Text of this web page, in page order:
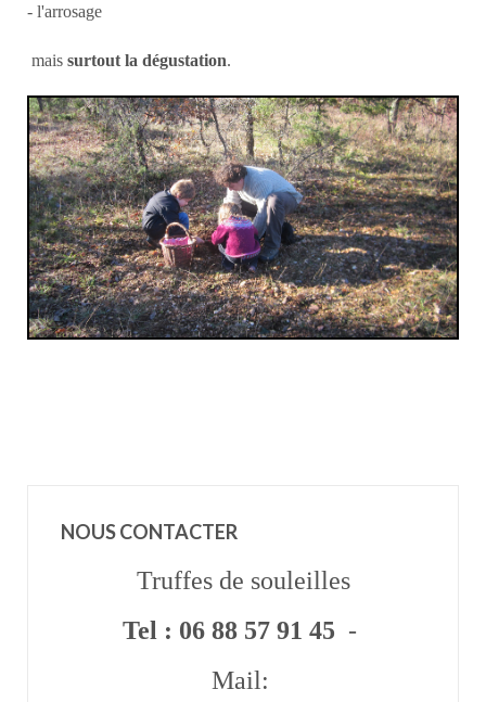
- l'arrosage
mais surtout la dégustation.
NOUS CONTACTER
Truffes de souleilles
Tel : 06 88 57 91 45 -
Mail: